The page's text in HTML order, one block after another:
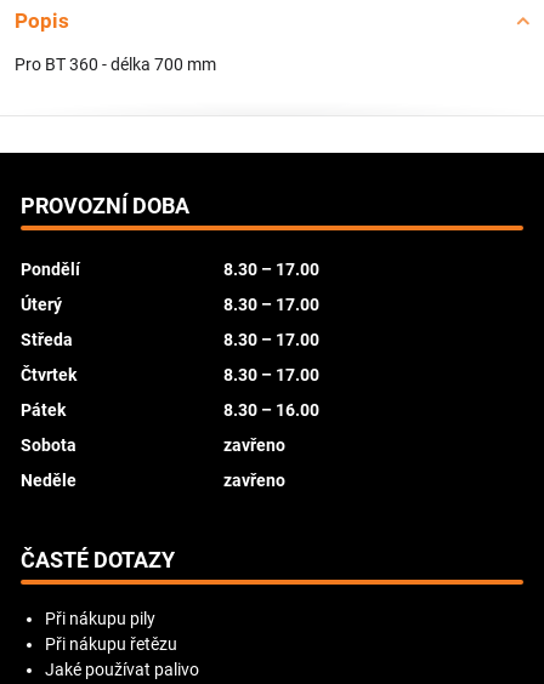
Popis
Pro BT 360 - délka 700 mm
PROVOZNÍ DOBA
Pondělí
8.30 – 17.00
Úterý
8.30 – 17.00
Středa
8.30 – 17.00
Čtvrtek
8.30 – 17.00
Pátek
8.30 – 16.00
Sobota
zavřeno
Neděle
zavřeno
ČASTÉ DOTAZY
Při nákupu pily
Při nákupu řetězu
Jaké používat palivo